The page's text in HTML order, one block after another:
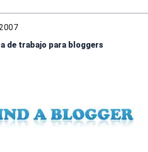
de trabajo para bloggers